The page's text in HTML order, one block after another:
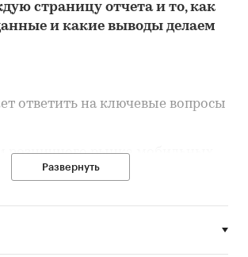
страницу отчета и то,как
и какие выводы делаем
ответить на ключевые вопросы
розничного рынка мобильных
области, много это
или снижается? Если растет, то
Развернуть